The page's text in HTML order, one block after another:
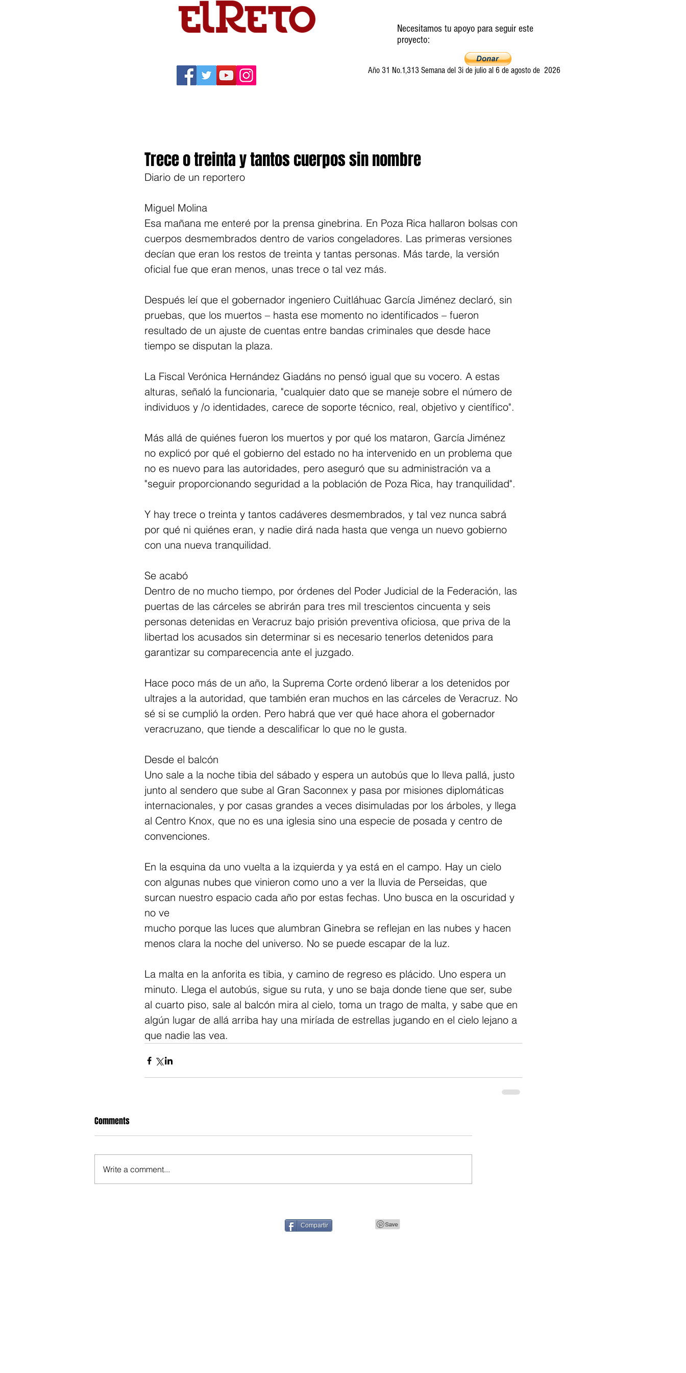
Necesitamos tu apoyo para seguir este
proyecto:
Año 31 No.1,313 Semana del 3i de julio al 6 de agosto de 2026
Trece o treinta y tantos cuerpos sin nombre
Diario de un reportero
Miguel Molina
Esa mañana me enteré por la prensa ginebrina. En Poza Rica hallaron bolsas con
cuerpos desmembrados dentro de varios congeladores. Las primeras versiones
decían que eran los restos de treinta y tantas personas. Más tarde, la versión
oficial fue que eran menos, unas trece o tal vez más.
Después leí que el gobernador ingeniero Cuitláhuac García Jiménez declaró, sin
pruebas, que los muertos – hasta ese momento no identificados – fueron
resultado de un ajuste de cuentas entre bandas criminales que desde hace
tiempo se disputan la plaza.
La Fiscal Verónica Hernández Giadáns no pensó igual que su vocero. A estas
alturas, señaló la funcionaria, "cualquier dato que se maneje sobre el número de
individuos y /o identidades, carece de soporte técnico, real, objetivo y científico".
Más allá de quiénes fueron los muertos y por qué los mataron, García Jiménez
no explicó por qué el gobierno del estado no ha intervenido en un problema que
no es nuevo para las autoridades, pero aseguró que su administración va a
"seguir proporcionando seguridad a la población de Poza Rica, hay tranquilidad".
Y hay trece o treinta y tantos cadáveres desmembrados, y tal vez nunca sabrá
por qué ni quiénes eran, y nadie dirá nada hasta que venga un nuevo gobierno
con una nueva tranquilidad.
Se acabó
Dentro de no mucho tiempo, por órdenes del Poder Judicial de la Federación, las
puertas de las cárceles se abrirán para tres mil trescientos cincuenta y seis
personas detenidas en Veracruz bajo prisión preventiva oficiosa, que priva de la
libertad los acusados sin determinar si es necesario tenerlos detenidos para
garantizar su comparecencia ante el juzgado.
Hace poco más de un año, la Suprema Corte ordenó liberar a los detenidos por
ultrajes a la autoridad, que también eran muchos en las cárceles de Veracruz. No
sé si se cumplió la orden. Pero habrá que ver qué hace ahora el gobernador
veracruzano, que tiende a descalificar lo que no le gusta.
Desde el balcón
Uno sale a la noche tibia del sábado y espera un autobús que lo lleva pallá, justo
junto al sendero que sube al Gran Saconnex y pasa por misiones diplomáticas
internacionales, y por casas grandes a veces disimuladas por los árboles, y llega
al Centro Knox, que no es una iglesia sino una especie de posada y centro de
convenciones.
En la esquina da uno vuelta a la izquierda y ya está en el campo. Hay un cielo
con algunas nubes que vinieron como uno a ver la lluvia de Perseidas, que
surcan nuestro espacio cada año por estas fechas. Uno busca en la oscuridad y
no ve
mucho porque las luces que alumbran Ginebra se reflejan en las nubes y hacen
menos clara la noche del universo. No se puede escapar de la luz.
La malta en la anforita es tibia, y camino de regreso es plácido. Uno espera un
minuto. Llega el autobús, sigue su ruta, y uno se baja donde tiene que ser, sube
al cuarto piso, sale al balcón mira al cielo, toma un trago de malta, y sabe que en
algún lugar de allá arriba hay una miríada de estrellas jugando en el cielo lejano a
que nadie las vea.
Comments
Write a comment...
Compartir